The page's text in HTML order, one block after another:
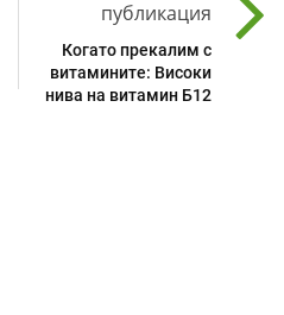
публикация
Когато прекалим с
витамините: Високи
нива на витамин Б12